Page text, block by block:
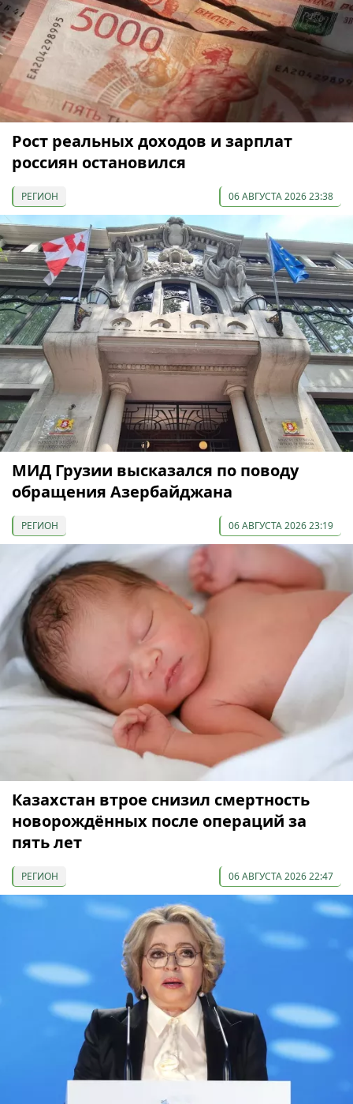
Рост реальных доходов и зарплат
россиян остановился
РЕГИОН 06 АВГУСТА 2026 23:38
МИД Грузии высказался по поводу
обращения Азербайджана
РЕГИОН 06 АВГУСТА 2026 23:19
Казахстан втрое снизил смертность
новорождённых после операций за
пять лет
РЕГИОН 06 АВГУСТА 2026 22:47